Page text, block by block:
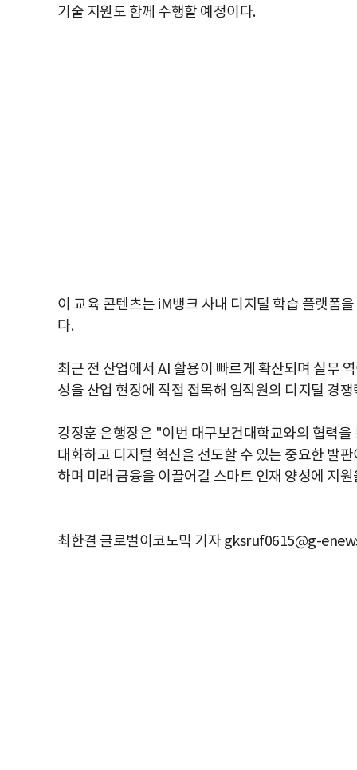
기술 지원도 함께 수행할 예정이다.
이 교육 콘텐츠는 iM뱅크 사내 디지털 학습 플랫폼
다.
최근 전 산업에서 AI 활용이 빠르게 확산되며 실무
성을 산업 현장에 직접 접목해 임직원의 디지털 경
강정훈 은행장은 "이번 대구보건대학교와의 협력
대화하고 디지털 혁신을 선도할 수 있는 중요한 발
하며 미래 금융을 이끌어갈 스마트 인재 양성에 지
최한결 글로벌이코노믹 기자 gksruf0615@g-